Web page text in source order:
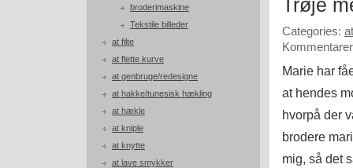
broderimaskine
Tekstile billeder
at filte
at flette kurve
at genbruge/redesigne
at hakke/tunesisk hækling
at hækle
at kniple
at knytte
at lave smykker
Trøje
Categories:
Marie har
at hendes
hvorpå der
brodere
mig, så det